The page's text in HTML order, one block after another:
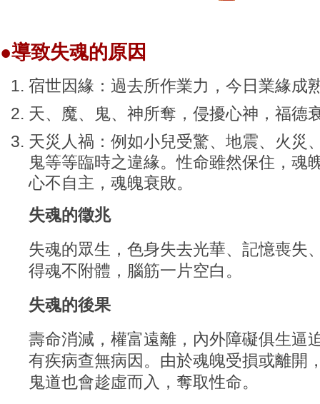
●導致失魂的原因
宿世因緣：過去所作業力，今日業緣成
天、魔、鬼、神所奪，侵擾心神，福德
天災人禍：例如小兒受驚、地震、火災
鬼等等臨時之違緣。性命雖然保住，魂
心不自主，魂魄衰敗。
失魂的徵兆
失魂的眾生，色身失去光華、記憶喪失
得魂不附體，腦筋一片空白。
失魂的後果
壽命消減，權富遠離，內外障礙俱生逼
有疾病查無病因。由於魂魄受損或離開
鬼道也會趁虛而入，奪取性命。